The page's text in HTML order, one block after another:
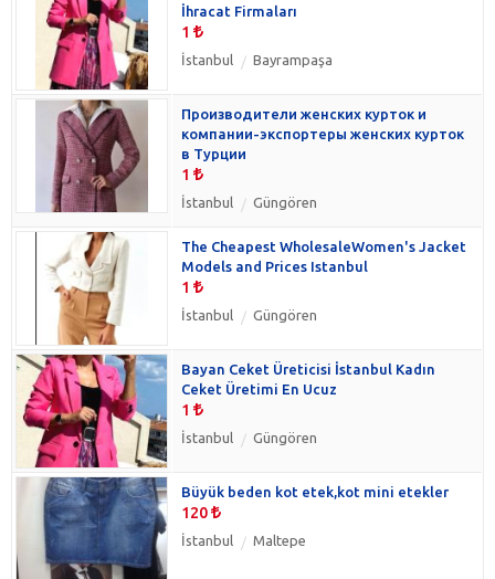
İhracat Firmaları
1
İstanbul Bayrampaşa
Производители женских курток и
компании-экспортеры женских курток
в Турции
1
İstanbul Güngören
The Cheapest WholesaleWomen's Jacket
Models and Prices Istanbul
1
İstanbul Güngören
Bayan Ceket Üreticisi İstanbul Kadın
Ceket Üretimi En Ucuz
1
İstanbul Güngören
Büyük beden kot etek,kot mini etekler
120
İstanbul Maltepe